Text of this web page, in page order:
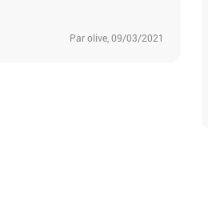
Par olive, 09/03/2021